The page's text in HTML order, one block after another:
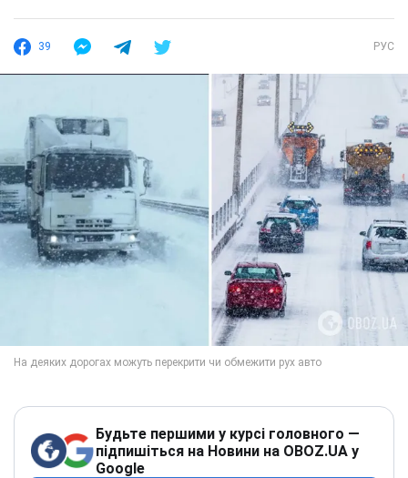
39 РУС
Будьте першими у курсі головного —
підпишіться на Новини на OBOZ.UA у
Google